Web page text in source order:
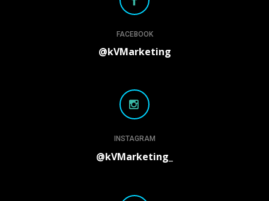
FACEBOOK
@kVMarketing
INSTAGRAM
@kVMarketing_